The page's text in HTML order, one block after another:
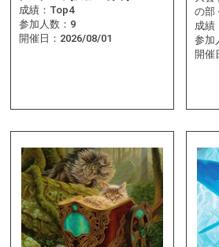
成績： Top4
参加人数： 9
開催日： 2026/08/01
の部
成績
参加
開催